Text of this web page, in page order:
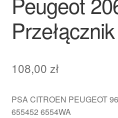
Zasady i warunki
108,00 zł
PSA CITROEN PEUGEOT
655452 6554WA